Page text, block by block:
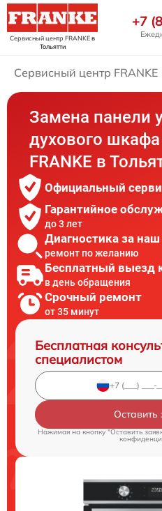
Сервисный центр FRANKEв
Тольятти
+7
Сервисный центр FRANKE
Замена панели
духового шкафа
FRANKE в
Официальный
Гарантийное
до 3 лет
Диагностика за наш
ремонт по желанию
Бесплатный выезд
в день обращения
Срочный ремонт
от 35 минут
Бесплатная
специалистом
Оставить
Нажимая на кнопку "Оставить